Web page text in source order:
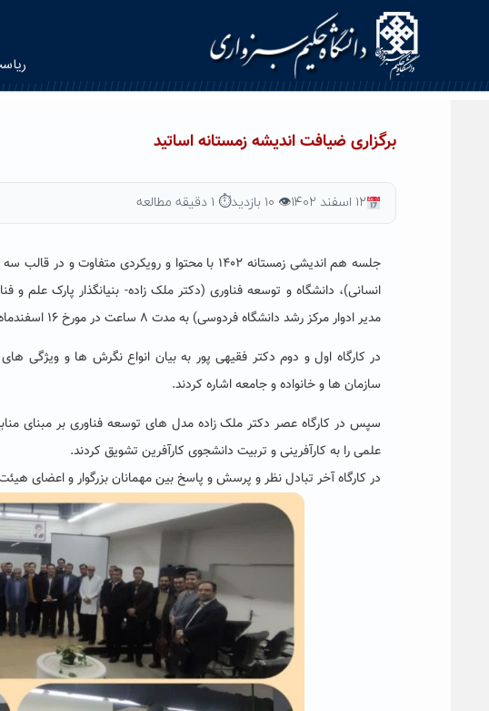
برگزاری ضیافت اندیشه زمستانه اساتید
۱۲ اسفند ۱۴۰۲ 👁 ۱۰ بازدید ⏱ ۱ دقیقه مطالعه
جلسه هم اندیشی زمستانه ۱۴۰۲ با محتوا و رویکردی
انسانی)، دانشگاه و توسعه فناوری (دکتر ملک زاده- بنیانگذار پارک
مدیر ادوار مرکز رشد دانشگاه فردوسی) به مدت ۸ ساعت در مورخ ۱۶ اسفندماه با حضور و استقبال گرم اعضای هیات علمی دانشگاه برگزار گردید.
در کارگاه اول و دوم دکتر فقیهی پور به بیان انواع نگرش ها و ویژگی
سازمان ها و خانواده و جامعه اشاره کردند.
سپس در کارگاه عصر دکتر ملک زاده مدل های توسعه فناوری بر مبنای
علمی را به کارآفرینی و تربیت دانشجوی کارآفرین تشویق کردند.
در کارگاه آخر تبادل نظر و پرسش و پاسخ بین مهمانان بزرگوار و اعضای